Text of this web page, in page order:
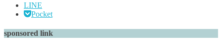
LINE
Pocket
sponsored link